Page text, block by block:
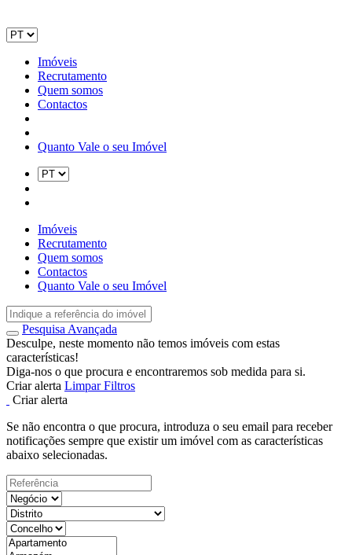
Imóveis
Recrutamento
Quem somos
Contactos
Quanto Vale o seu Imóvel
Imóveis
Recrutamento
Quem somos
Contactos
Quanto Vale o seu Imóvel
Pesquisa Avançada
Desculpe, neste momento não temos imóveis com estas
características!
Diga-nos o que procura e encontraremos sob medida para si.
Criar alerta Limpar Filtros
Criar alerta
Se não encontra o que procura, introduza o seu email para receber
notificações sempre que existir um imóvel com as características
abaixo selecionadas.